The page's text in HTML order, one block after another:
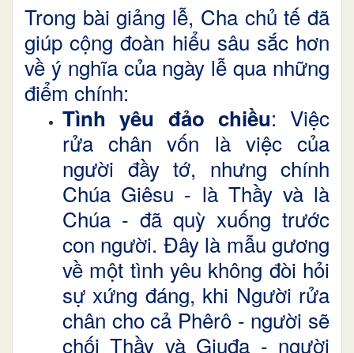
Trong bài giảng lễ, Cha chủ tế đã
giúp cộng đoàn hiểu sâu sắc hơn
về ý nghĩa của ngày lễ qua những
điểm chính:
Tình yêu đảo chiều: Việc
rửa chân vốn là việc của
người đầy tớ, nhưng chính
Chúa Giêsu - là Thầy và là
Chúa - đã quỳ xuống trước
con người. Đây là mẫu gương
về một tình yêu không đòi hỏi
sự xứng đáng, khi Người rửa
chân cho cả Phêrô - người sẽ
chối Thầy và Giuđa - người